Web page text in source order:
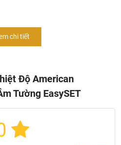
nikel
chi tiết
Độ American
Tường EasySET